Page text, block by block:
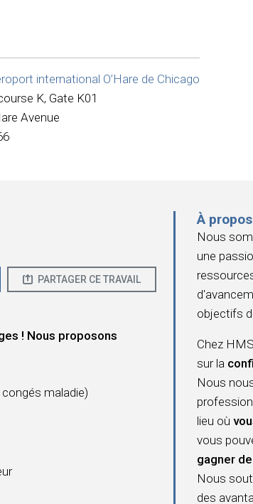
international O’Hare de Chicago
K, Gate K01
Avenue
PARTAGER CE TRAVAIL
! Nous proposons
maladie)
À
Nous
une
objectifs
Chez
sur la
Nous
lieu où
vous
gagner
Nous
des